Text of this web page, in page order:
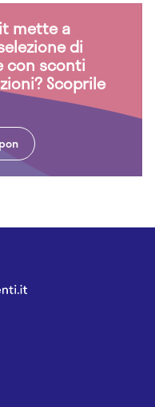
mette a
di
con sconti
Scoprile